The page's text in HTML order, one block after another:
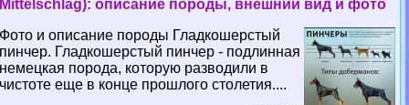
Mittelschlag): описание породы, внешний вид и фото
Фото и описание породы Гладкошерстый
пинчер. Гладкошерстый пинчер - подлинная
немецкая порода, которую разводили в
чистоте еще в конце прошлого столетия....